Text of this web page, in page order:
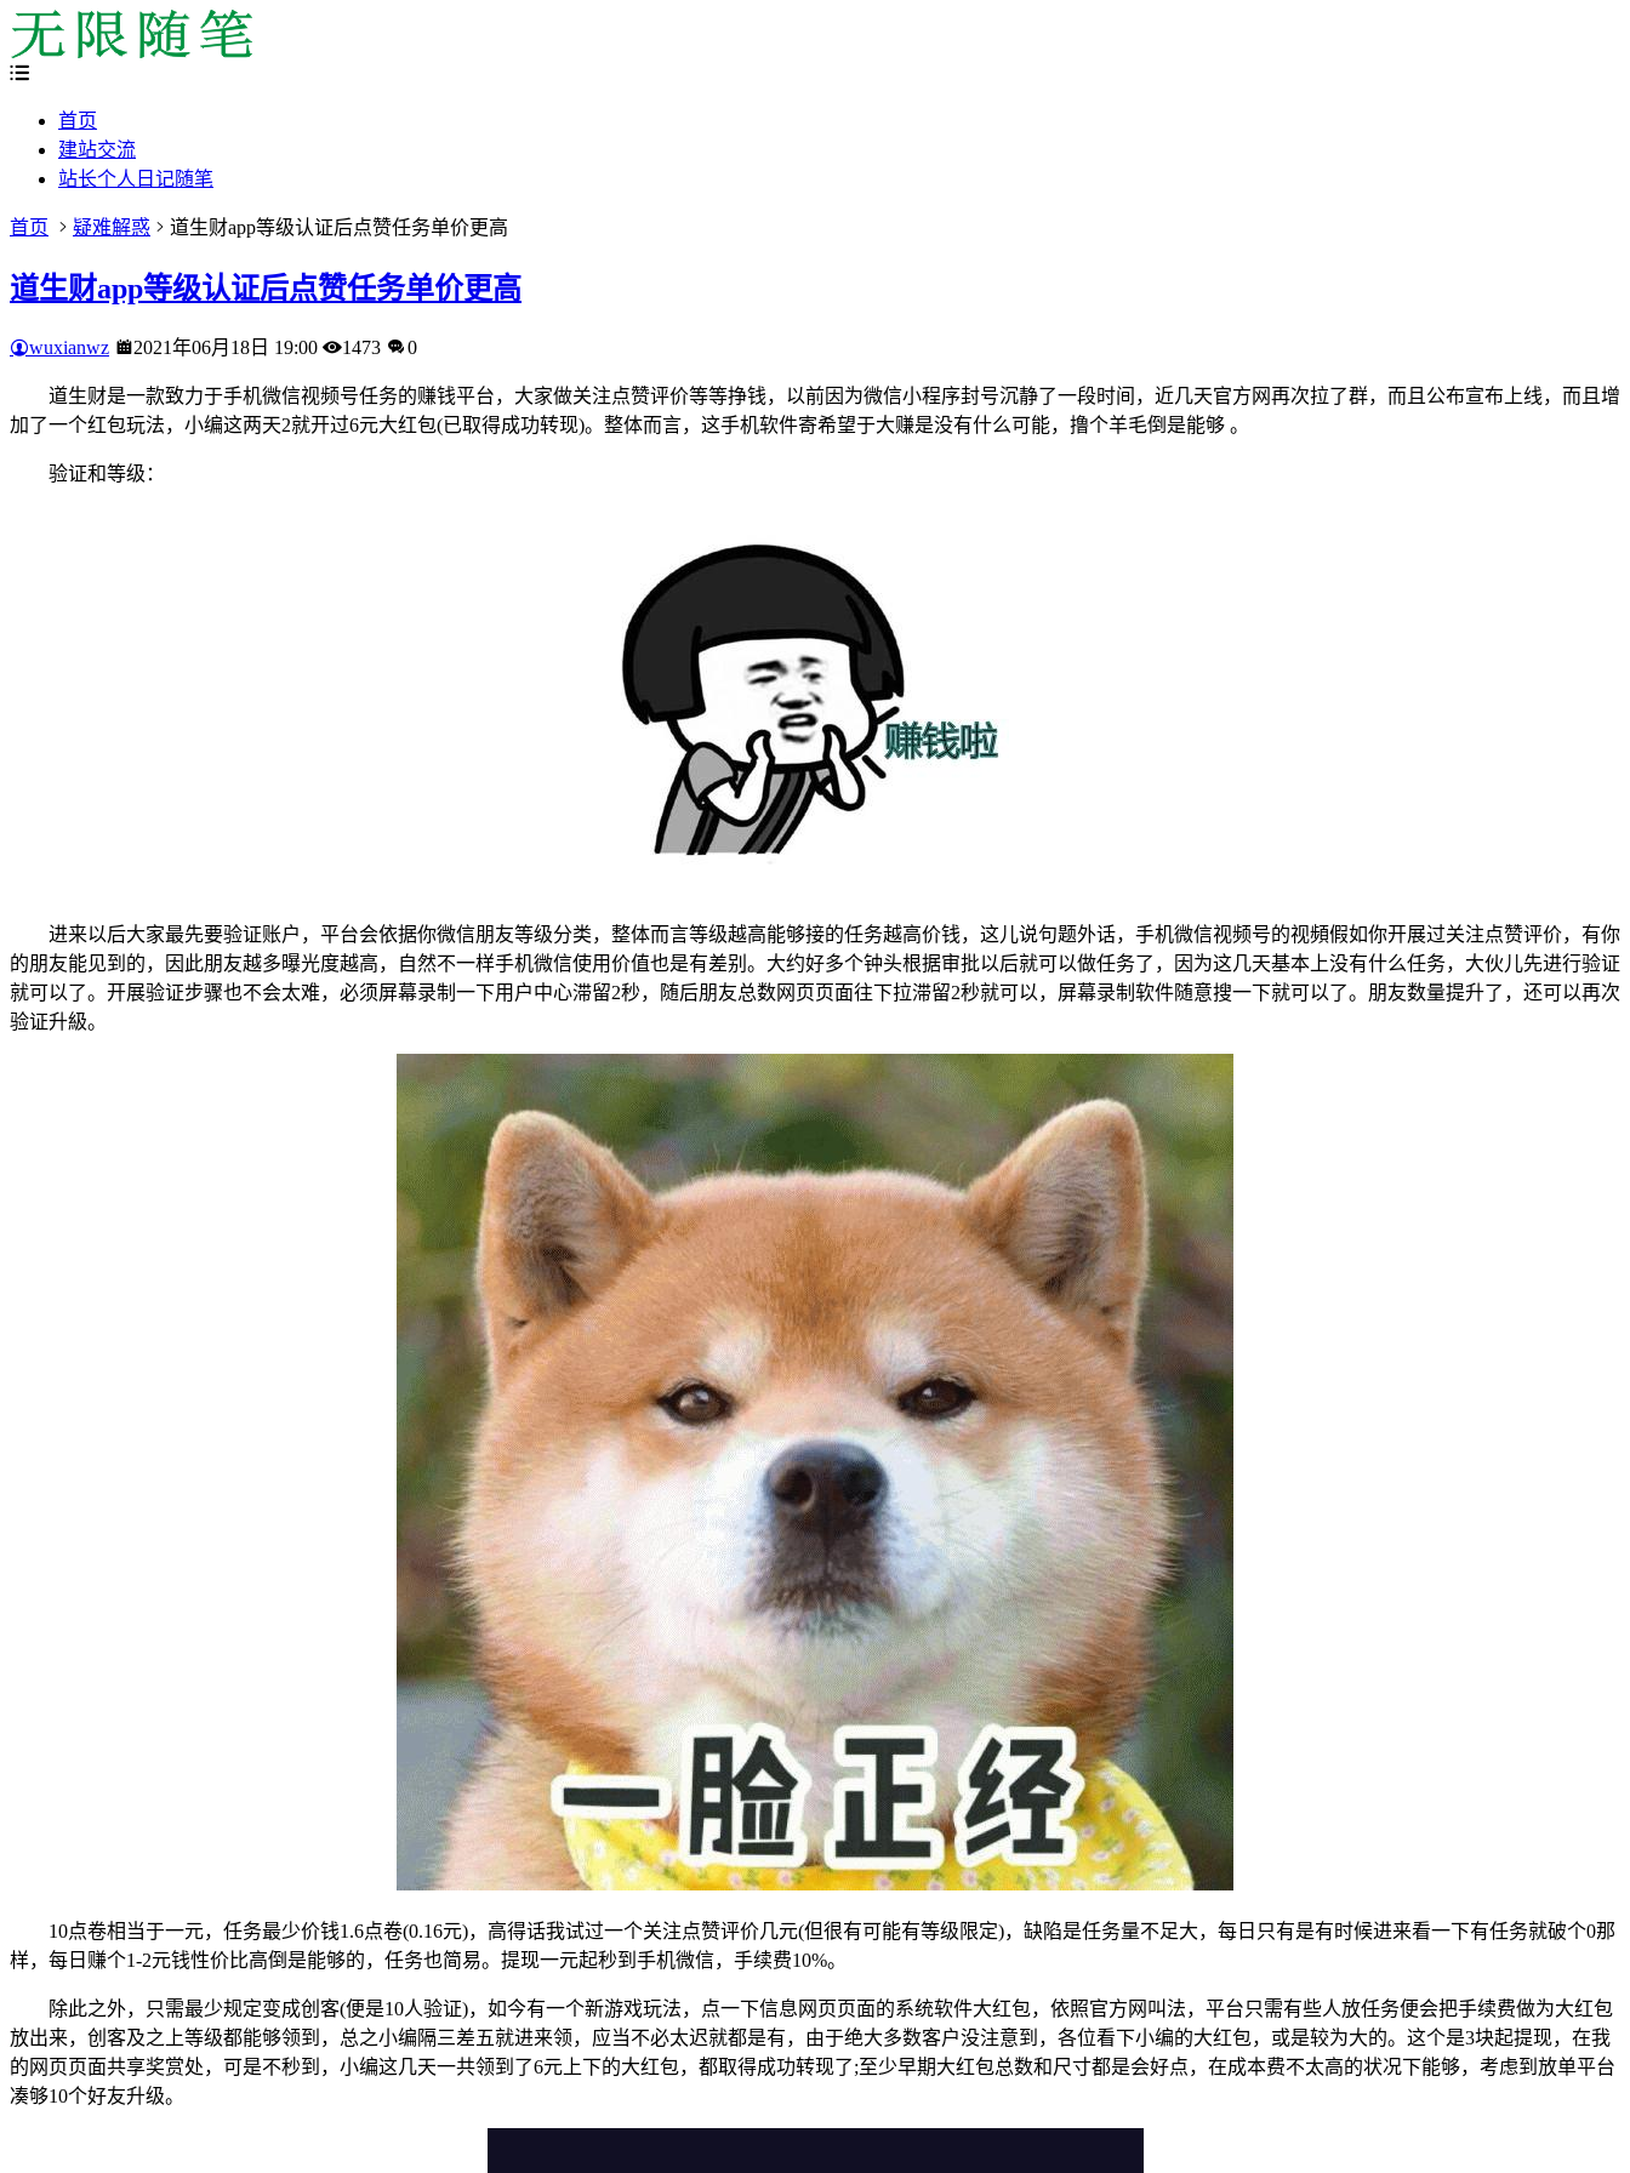
首页
建站交流
站长个人日记随笔
首页 疑难解惑 道生财app等级认证后点赞任务单价更高
道生财app等级认证后点赞任务单价更高
wuxianwz 2021年06月18日 19:00 1473 0
道生财是一款致力于手机微信视频号任务的赚钱平台，大家做关注点赞评价等等挣钱，以前因为微信小程序封号沉静了一段时间，近几天官方网再次拉了群，而且公布宣布上线，而且增
加了一个红包玩法，小编这两天2就开过6元大红包(已取得成功转现)。整体而言，这手机软件寄希望于大赚是没有什么可能，撸个羊毛倒是能够 。
验证和等级：
进来以后大家最先要验证账户，平台会依据你微信朋友等级分类，整体而言等级越高能够接的任务越高价钱，这儿说句题外话，手机微信视频号的视頻假如你开展过关注点赞评价，有你
的朋友能见到的，因此朋友越多曝光度越高，自然不一样手机微信使用价值也是有差别。大约好多个钟头根据审批以后就可以做任务了，因为这几天基本上没有什么任务，大伙儿先进行验证
就可以了。开展验证步骤也不会太难，必须屏幕录制一下用户中心滞留2秒，随后朋友总数网页页面往下拉滞留2秒就可以，屏幕录制软件随意搜一下就可以了。朋友数量提升了，还可以再次
验证升級。
10点卷相当于一元，任务最少价钱1.6点卷(0.16元)，高得话我试过一个关注点赞评价几元(但很有可能有等级限定)，缺陷是任务量不足大，每日只有是有时候进来看一下有任务就破个0那
样，每日赚个1-2元钱性价比高倒是能够的，任务也简易。提现一元起秒到手机微信，手续费10%。
除此之外，只需最少规定变成创客(便是10人验证)，如今有一个新游戏玩法，点一下信息网页页面的系统软件大红包，依照官方网叫法，平台只需有些人放任务便会把手续费做为大红包
放出来，创客及之上等级都能够领到，总之小编隔三差五就进来领，应当不必太迟就都是有，由于绝大多数客户没注意到，各位看下小编的大红包，或是较为大的。这个是3块起提现，在我
的网页页面共享奖赏处，可是不秒到，小编这几天一共领到了6元上下的大红包，都取得成功转现了;至少早期大红包总数和尺寸都是会好点，在成本费不太高的状况下能够，考虑到放单平台
凑够10个好友升级。